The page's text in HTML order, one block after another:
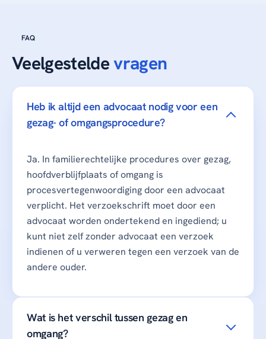
FAQ
Veelgesteldevragen
Heb ik altijd een advocaat nodig voor een
gezag- of omgangsprocedure?
Ja. In familierechtelijke procedures over gezag,
hoofdverblijfplaats of omgang is
procesvertegenwoordiging door een advocaat
verplicht. Het verzoekschrift moet door een
advocaat worden ondertekend en ingediend; u
kunt niet zelf zonder advocaat een verzoek
indienen of u verweren tegen een verzoek van de
andere ouder.
Wat is het verschil tussen gezag en
omgang?